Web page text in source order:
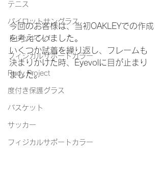
テニス
パイロットサングラス
トレッキング
フィジカルサポートカラー
Rudy Project
度付き保護グラス
バスケット
サッカー
フィジカルサポートカラー
今回のお客様は、当初OAKLEYでの作成
を考えていました。
いくつか試着を繰り返し、フレームも
決まりかけた時、Eyevolに目が止まり
ました。